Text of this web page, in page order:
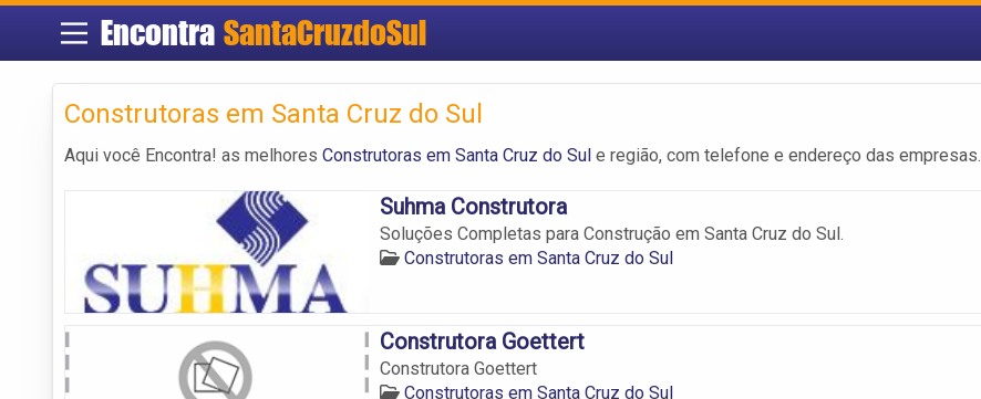
Encontra SantaCruzdoSul
Construtoras em Santa Cruz do Sul
Aqui você Encontra! as melhores Construtoras em Santa Cruz do Sul e região, com telefone e endereço das empresas.
Suhma Construtora
Soluções Completas para Construção em Santa Cruz do Sul.
Construtoras em Santa Cruz do Sul
Construtora Goettert
Construtora Goettert
Construtoras em Santa Cruz do Sul